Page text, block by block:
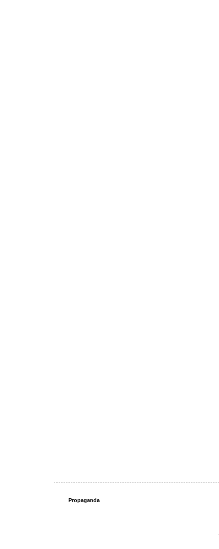
Propaganda